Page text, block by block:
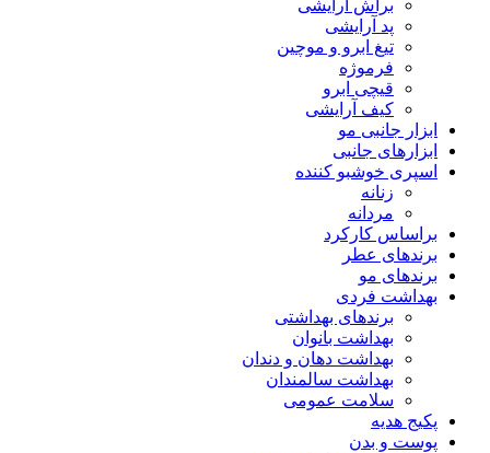
براش آرایشی
پد آرایشی
تیغ ابرو و موچین
فرموژه
قیچی ابرو
کیف آرایشی
ابزار جانبی مو
ابزارهای جانبی
اسپری خوشبو کننده
زنانه
مردانه
براساس کارکرد
برندهای عطر
برندهای مو
بهداشت فردی
برندهای بهداشتی
بهداشت بانوان
بهداشت دهان و دندان
بهداشت سالمندان
سلامت عمومی
پکیج هدیه
پوست و بدن